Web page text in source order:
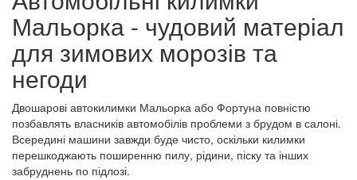
Мальорка - чудовий матеріал
для зимових морозів та
негоди
Двошарові автокилимки Мальорка або Фортуна повністю
позбавлять власників автомобілів проблеми з брудом в салоні.
Всередині машини завжди буде чисто, оскільки килимки
перешкоджають поширенню пилу, рідини, піску та інших
забруднень по підлозі.